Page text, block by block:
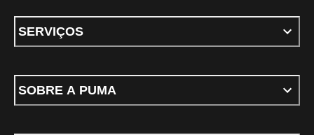
SERVIÇOS
SOBRE A PUMA